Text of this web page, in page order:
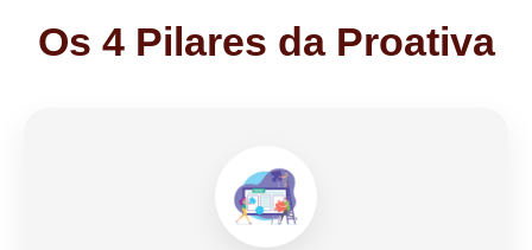
Os 4 Pilares da Proativa